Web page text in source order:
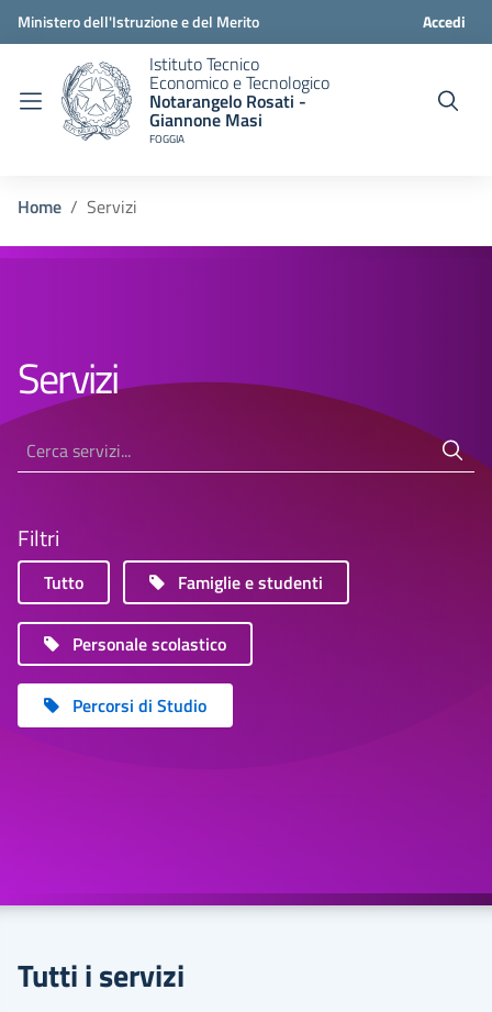
Ministero dell'Istruzione e del Merito Accedi
Istituto Tecnico
Economico e Tecnologico
Notarangelo Rosati -
Giannone Masi
FOGGIA
Home Servizi
Servizi
Cerca servizi...
Filtri
Tutto Famiglie e studenti
Personale scolastico
Percorsi di Studio
Tutti i servizi